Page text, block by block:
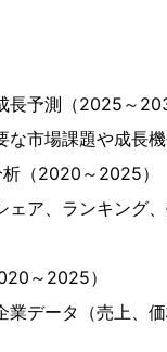
長予測（2025～
市場課題や成長機
（2020～2025）
ア、ランキング
～2025）
データ（売上、